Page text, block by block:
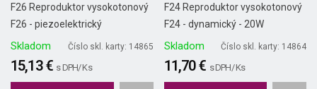
F26 Reproduktor vysokotonový
F26 - piezoelektrický
Skladom Číslo skl. karty: 14865
15,13 € s DPH/ Ks
F24 Reproduktor vysokotonový
F24 - dynamický - 20W
Skladom Číslo skl. karty: 14864
11,70 € s DPH/ Ks